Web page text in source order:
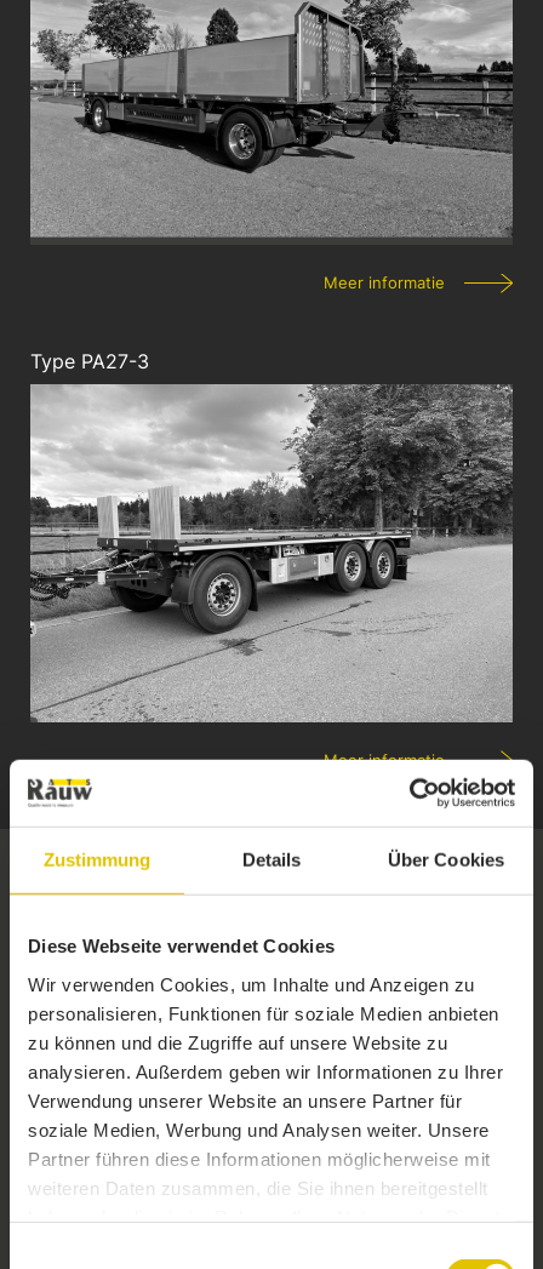
Zustimmung Details Über Cookies
Diese Webseite verwendet Cookies
Wir verwenden Cookies, um Inhalte und Anzeigen zu
personalisieren, Funktionen für soziale Medien anbieten
zu können und die Zugriffe auf unsere Website zu
analysieren. Außerdem geben wir Informationen zu Ihrer
Verwendung unserer Website an unsere Partner für
soziale Medien, Werbung und Analysen weiter. Unsere
Partner führen diese Informationen möglicherweise mit
weiteren Daten zusammen, die Sie ihnen bereitgestellt
Meer informatie
Type PA27-3
Meer informatie
AANHANGWAGEN VOOR TRANSPORT VAN